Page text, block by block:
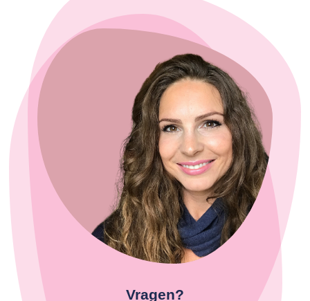
Vragen?